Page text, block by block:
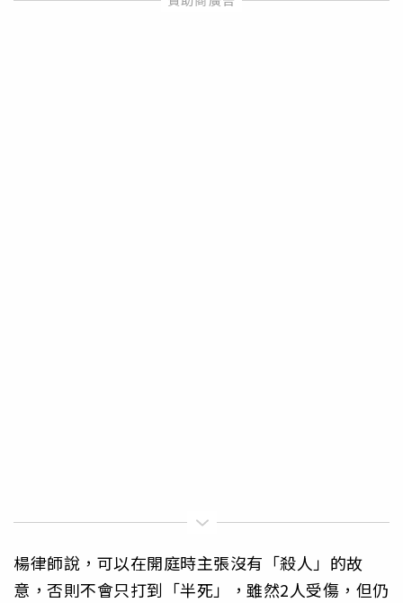
楊律師說，可以在開庭時主張沒有「殺人」的故
意，否則不會只打到「半死」，雖然2人受傷，但仍